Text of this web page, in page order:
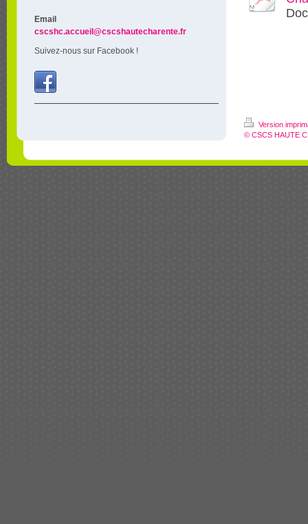
Email
cscshc.accueil@cscshautecharente.fr
Suivez-nous sur Facebook !
Version
© CSCS HAUTE